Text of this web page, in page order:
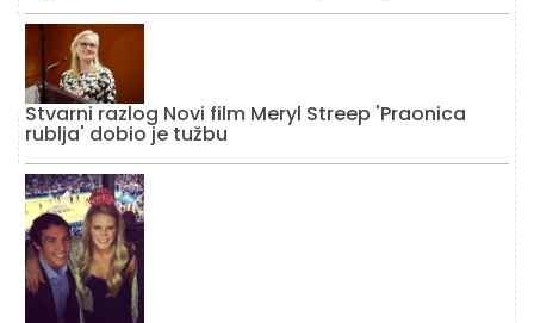
Stvarni razlog Novi film Meryl Streep 'Praonica
rublja' dobio je tužbu